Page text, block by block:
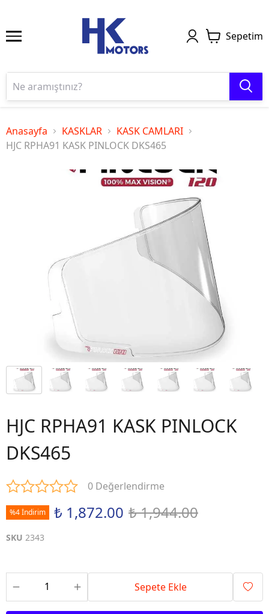
Sepetim
Anasayfa KASKLAR
KASK CAMLARI
HJC RPHA91 KASK PINLOCK DKS465
HJC RPHA91 KASK PINLOCK
DKS465
0 Değerlendirme
%4 İndirim ₺ 1,872.00 ₺ 1,944.00
SKU 2343
Sepete Ekle